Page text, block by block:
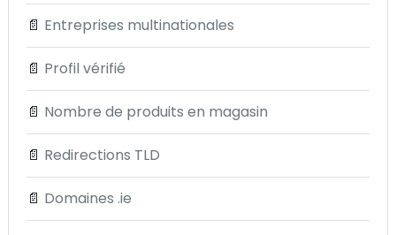
📄 Entreprises multinationales
📄 Profil vérifié
📄 Nombre de produits en magasin
📄 Redirections TLD
📄 Domaines .ie